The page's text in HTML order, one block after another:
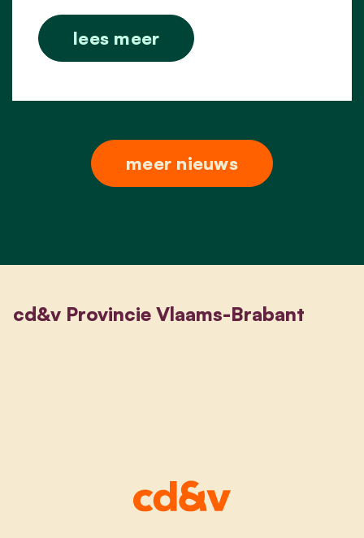
lees meer
meer nieuws
cd&v Provincie Vlaams-Brabant